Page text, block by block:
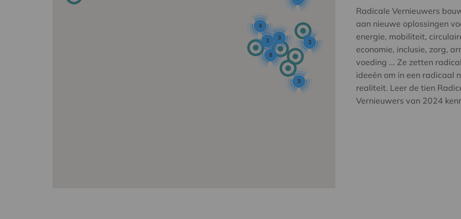
8
3
4
3 3
3
Radicale Vernieuwers
aan nieuwe oplossingen
energie, mobiliteit,
economie, inclusie, zorg,
voeding ... Ze zetten
ideeën om in een radicaal
realiteit. Leer de tien
Vernieuwers van 2024